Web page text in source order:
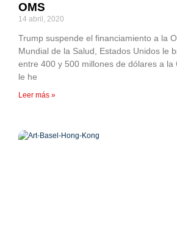
OMS
14 abril, 2020
Trump suspende el financiamiento a la
Mundial de la Salud, Estados Unidos le
entre 400 y 500 millones de dólares a la
le he
Leer más »